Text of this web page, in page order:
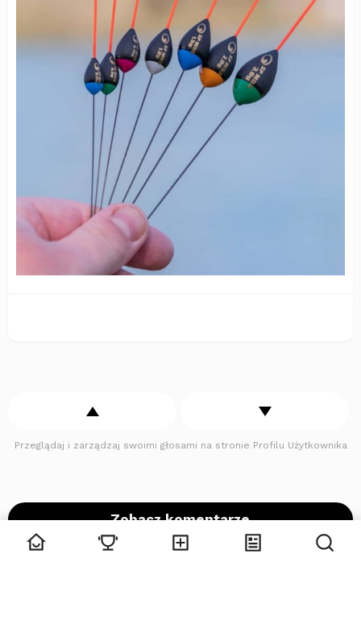
Przeglądaj i zarządzaj swoimi głosami na stronie Profilu Użytkownika
Zobacz komentarze